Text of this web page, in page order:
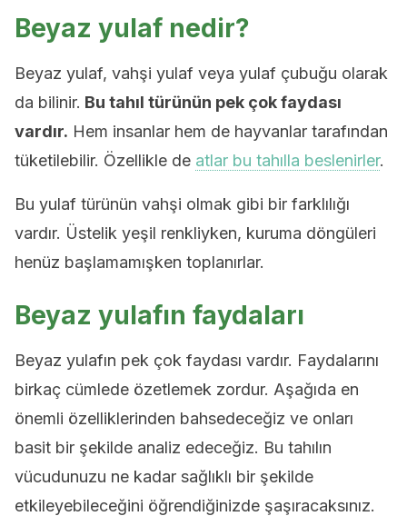
Beyaz yulaf nedir?
Beyaz yulaf, vahşi yulaf veya yulaf çubuğu olarak
da bilinir. Bu tahıl türünün pek çok faydası
vardır. Hem insanlar hem de hayvanlar tarafından
tüketilebilir. Özellikle de atlar bu tahılla beslenirler.
Bu yulaf türünün vahşi olmak gibi bir farklılığı
vardır. Üstelik yeşil renkliyken, kuruma döngüleri
henüz başlamamışken toplanırlar.
Beyaz yulafın faydaları
Beyaz yulafın pek çok faydası vardır. Faydalarını
birkaç cümlede özetlemek zordur. Aşağıda en
önemli özelliklerinden bahsedeceğiz ve onları
basit bir şekilde analiz edeceğiz. Bu tahılın
vücudunuzu ne kadar sağlıklı bir şekilde
etkileyebileceğini öğrendiğinizde şaşıracaksınız.